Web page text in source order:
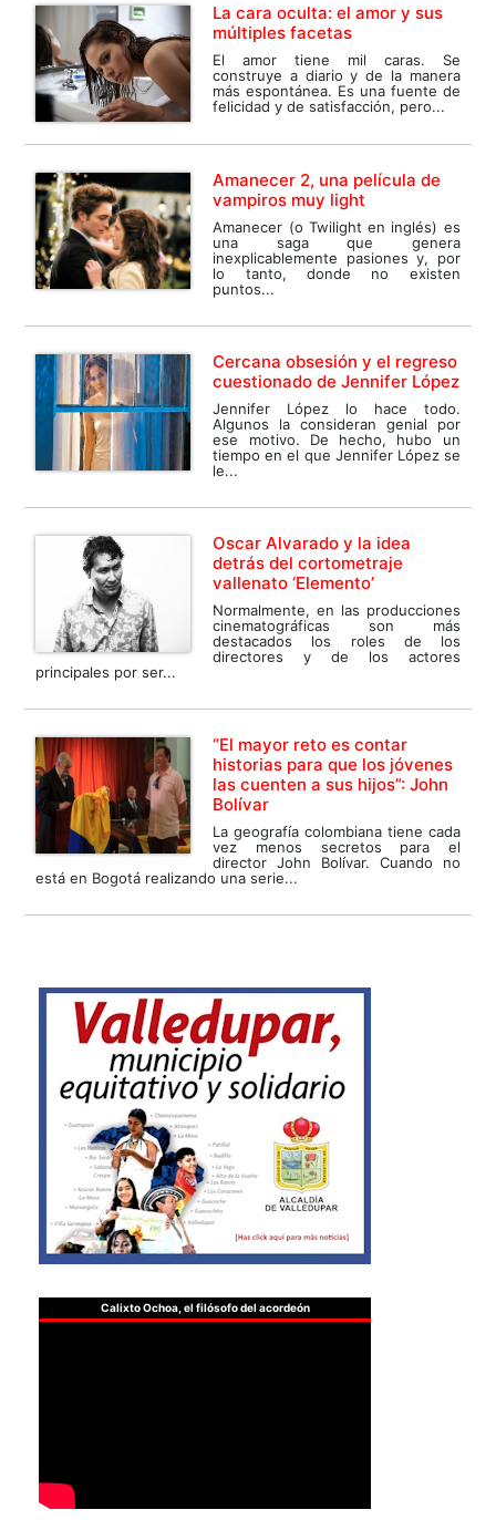
La cara oculta: el amor y sus
múltiples facetas
El amor tiene mil caras. Se
construye a diario y de la manera
más espontánea. Es una fuente de
felicidad y de satisfacción, pero...
Amanecer 2, una película de
vampiros muy light
Amanecer (o Twilight en inglés) es
una saga que genera
inexplicablemente pasiones y, por
lo tanto, donde no existen
puntos...
Cercana obsesión y el regreso
cuestionado de Jennifer López
Jennifer López lo hace todo.
Algunos la consideran genial por
ese motivo. De hecho, hubo un
tiempo en el que Jennifer López se
le...
Oscar Alvarado y la idea
detrás del cortometraje
vallenato ‘Elemento’
Normalmente, en las producciones
cinematográficas son más
destacados los roles de los
directores y de los actores
principales por ser...
“El mayor reto es contar
historias para que los jóvenes
las cuenten a sus hijos”: John
Bolívar
La geografía colombiana tiene cada
vez menos secretos para el
director John Bolívar. Cuando no
está en Bogotá realizando una serie...
Calixto Ochoa, el filósofo del acordeón